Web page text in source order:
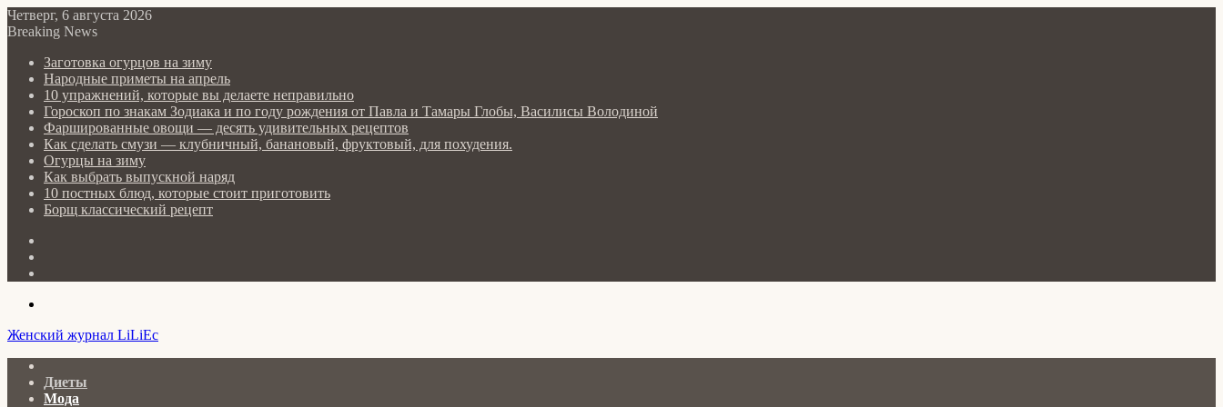
Четверг, 6 августа 2026
Breaking News
Заготовка огурцов на зиму
Народные приметы на апрель
10 упражнений, которые вы делаете неправильно
Гороскоп по знакам Зодиака и по году рождения от Павла и Тамары Глобы, Василисы Володиной
Фаршированные овощи — десять удивительных рецептов
Как сделать cмузи — клубничный, банановый, фруктовый, для похудения.
Огурцы на зиму
Как выбрать выпускной наряд
10 постных блюд, которые стоит приготовить
Борщ классический рецепт
Женский журнал LiLiEc
Диеты
Мода